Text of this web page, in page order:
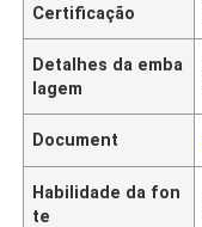
Certificação
Detalhes da emba
lagem
Document
Habilidade da fon
te